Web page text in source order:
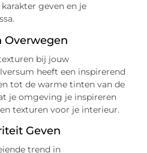
geven en je
Overwegen
bij jouw
heeft een inspirerend
tot de warme tinten van de
je omgeving je inspireren
texturen voor je interieur.
Geven
trend in